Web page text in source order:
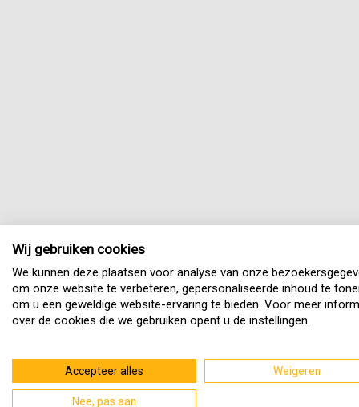
Wij gebruiken cookies
We kunnen deze plaatsen voor analyse van onze
om onze website te verbeteren, gepersonaliseerde inhoud te
om u een geweldige website-ervaring te bieden. Voor meer
over de cookies die we gebruiken opent u de instellingen.
Accepteer alles Weigeren
Nee, pas aan